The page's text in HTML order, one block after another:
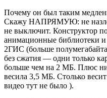
Почему он был таким
Скажу НАПРЯМУЮ: не назло.
не выключит. Конструктор
анимационные библиотеки
2ГИС (больше
без сжатия — одни только
больше чем на 2 МБ. Плюс
весила 3,5 МБ. Столько
видео тут не было ).